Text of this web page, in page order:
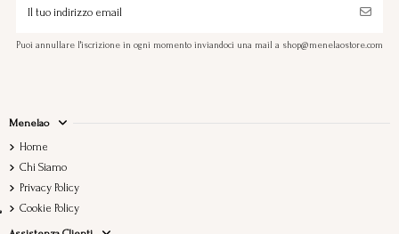
Puoi annullare l'iscrizione in ogni momento inviandoci una mail a shop@menelaostore.com
Menelao
Home
Chi Siamo
Privacy Policy
Cookie Policy